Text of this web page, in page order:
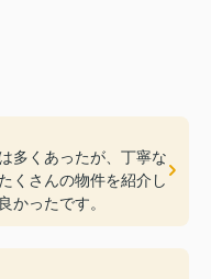
多くあったが、丁寧な
くさんの物件を紹介し
かったです。